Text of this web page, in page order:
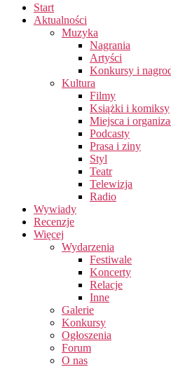
Start
Aktualności
Muzyka
Nagrania
Artyści
Konkursy i
Kultura
Filmy
Książki i komiksy
Miejsca i
Podcasty
Prasa i ziny
Styl
Teatr
Telewizja
Radio
Wywiady
Recenzje
Więcej
Wydarzenia
Festiwale
Koncerty
Relacje
Inne
Galerie
Konkursy
Ogłoszenia
Forum
O nas